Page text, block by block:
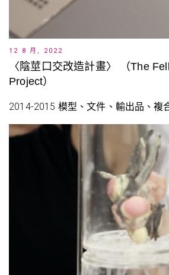
12 8 月, 2022
〈陰莖口交改造計畫〉 （The
Project）
2014-2015 模型、文件、輸出品、複